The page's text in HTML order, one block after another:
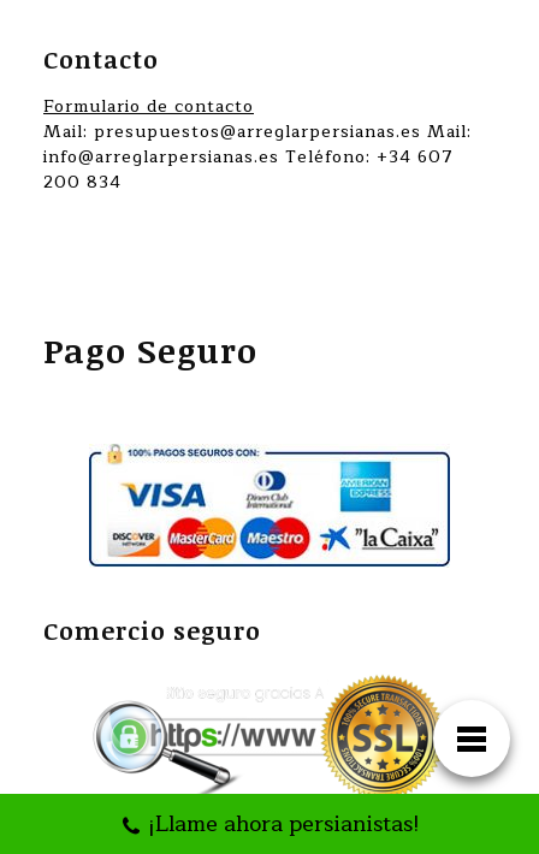
Contacto
Formulario de contacto
Mail: presupuestos@arreglarpersianas.es Mail:
info@arreglarpersianas.es Teléfono: +34 607
200 834
Pago Seguro
Comercio seguro
¡Llame ahora persianistas!